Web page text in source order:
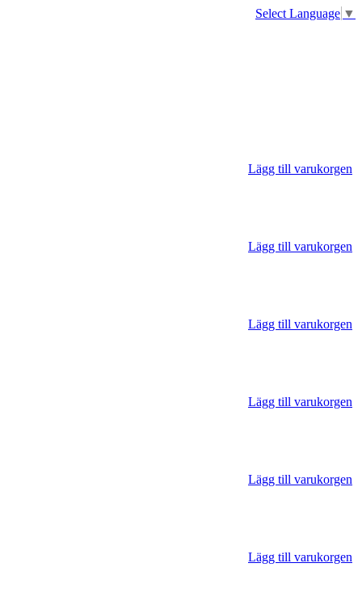
Select Language ▼
Lägg till varukorgen
Lägg till varukorgen
Lägg till varukorgen
Lägg till varukorgen
Lägg till varukorgen
Lägg till varukorgen